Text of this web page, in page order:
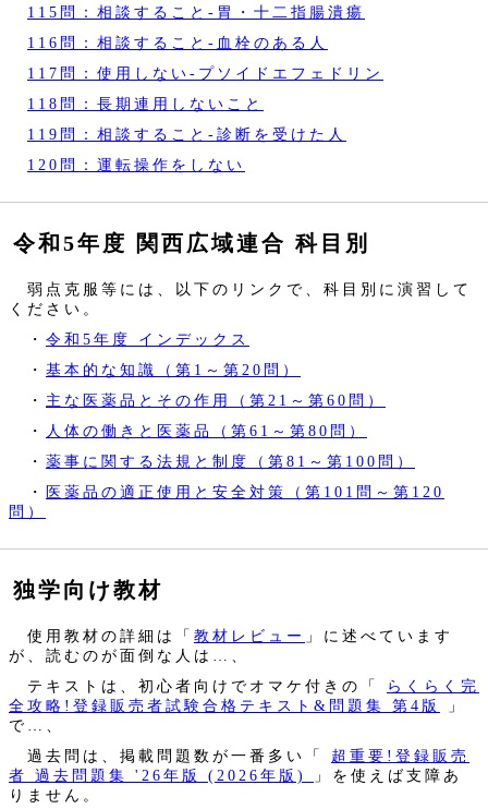
115問：相談すること‐胃・十二指腸潰瘍
116問：相談すること‐血栓のある人
117問：使用しない‐プソイドエフェドリン
118問：長期連用しないこと
119問：相談すること‐診断を受けた人
120問：運転操作をしない
令和5年度 関西広域連合 科目別
弱点克服等には、以下のリンクで、科目別に演習して
ください。
・ 令和5年度 インデックス
・ 基本的な知識（第1～第20問）
・ 主な医薬品とその作用（第21～第60問）
・
人体の働きと医薬品（第61～第80問）
・ 薬事に関する法規と制度（第81～第100問）
・ 医薬品の適正使用と安全対策（第101問～第120
問）
独学向け教材
使用教材の詳細は「 教材レビュー 」に述べています
が、読むのが面倒な人は…、
テキストは、初心者向けでオマケ付きの「
らくらく完
全攻略!登録販売者試験合格テキスト&問題集 第4版
」
で…、
過去問は、掲載問題数が一番多い「
超重要!登録販売
者 過去問題集 '26年版 (2026年版)
」を使えば支障あ
りません。